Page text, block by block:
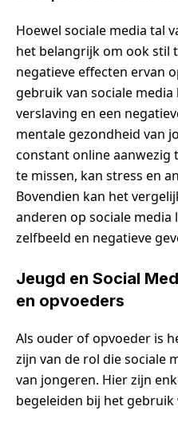
Hoewel sociale media tal
het belangrijk om ook stil
negatieve effecten ervan
gebruik van sociale
verslaving en een
mentale gezondheid van
constant online aanwezig
te missen, kan stress en
Bovendien kan het
anderen op sociale media
zelfbeeld en negatieve
Jeugd en Social
en opvoeders
Als ouder of opvoeder is
zijn van de rol die sociale
van jongeren. Hier zijn
begeleiden bij het gebruik